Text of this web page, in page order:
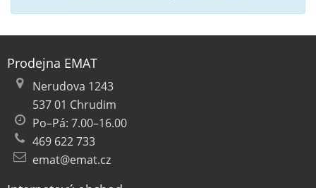
Prodejna EMAT
Nerudova 1243
537 01 Chrudim
Po–Pá: 7.00–16.00
469 622 733
emat@emat.cz